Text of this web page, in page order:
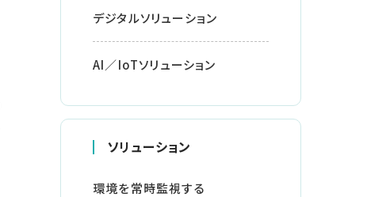
デジタルソリューション
AI／IoTソリューション
ソリューション
環境を常時監視する